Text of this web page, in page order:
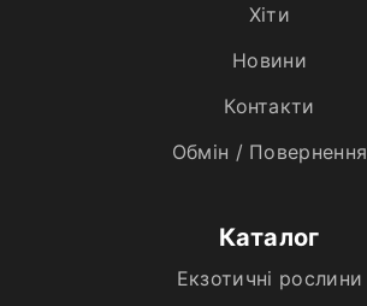
Хiти
Новини
Контакти
Обмін / Повернення
Каталог
Екзотичні рослини